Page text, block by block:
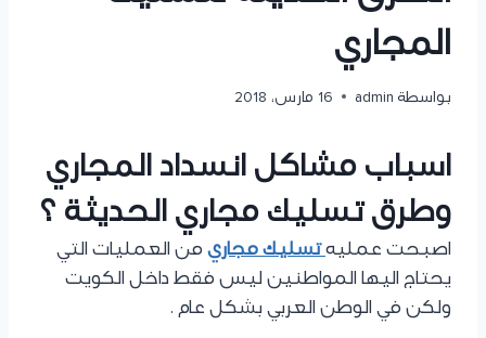
المجاري
بواسطة admin 16 مارس، 2018
اسباب مشاكل انسداد المجاري
وطرق تسليك مجاري الحديثة ؟
اصبحت عمليهتسليك مجاري من العمليات التي
يحتاج اليها المواطنين ليس فقط داخل الكويت
ولكن في الوطن العربي بشكل عام .